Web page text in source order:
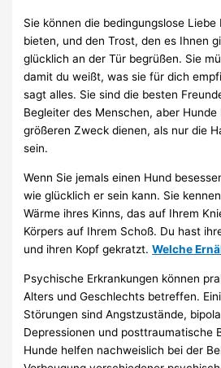
Sie können die bedingungslose Liebe
bieten, und den Trost, den es Ihnen
glücklich an der Tür begrüßen. Sie
damit du weißt, was sie für dich
sagt alles. Sie sind die besten
Begleiter des Menschen, aber
größeren Zweck dienen, als nur die
sein.
Wenn Sie jemals einen Hund
wie glücklich er sein kann. Sie
Wärme ihres Kinns, das auf Ihrem
Körpers auf Ihrem Schoß. Du hast
und ihren Kopf gekratzt.Welche
Psychische Erkrankungen können
Alters und Geschlechts betreffen.
Störungen sind Angstzustände,
Depressionen und posttraumatische
Hunde helfen nachweislich bei der